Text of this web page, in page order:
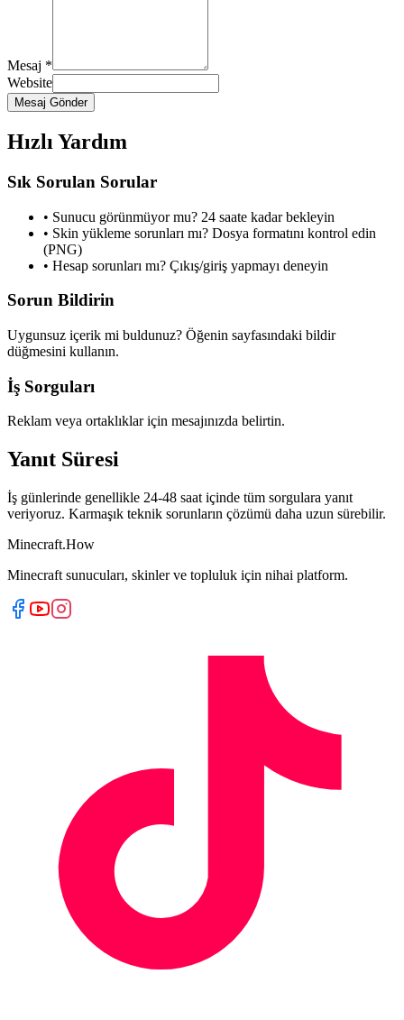
Mesaj *
Website
Mesaj Gönder
Hızlı Yardım
Sık Sorulan Sorular
• Sunucu görünmüyor mu? 24 saate kadar bekleyin
• Skin yükleme sorunları mı? Dosya formatını kontrol edin
(PNG)
• Hesap sorunları mı? Çıkış/giriş yapmayı deneyin
Sorun Bildirin
Uygunsuz içerik mi buldunuz? Öğenin sayfasındaki bildir
düğmesini kullanın.
İş Sorguları
Reklam veya ortaklıklar için mesajınızda belirtin.
Yanıt Süresi
İş günlerinde genellikle 24-48 saat içinde tüm sorgulara yanıt
veriyoruz. Karmaşık teknik sorunların çözümü daha uzun sürebilir.
Minecraft.How
Minecraft sunucuları, skinler ve topluluk için nihai platform.